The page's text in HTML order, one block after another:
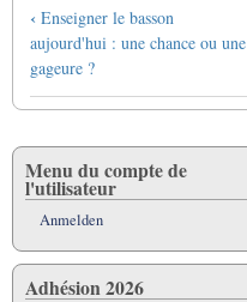
Links
für
das
Blättern
im
Buch
Index
des
concerto
de
Vivaldi
‹ Enseigner le basson
aujourd'hui : une chance ou une
gageure ?
Menu du compte de
l'utilisateur
Anmelden
Adhésion 2026